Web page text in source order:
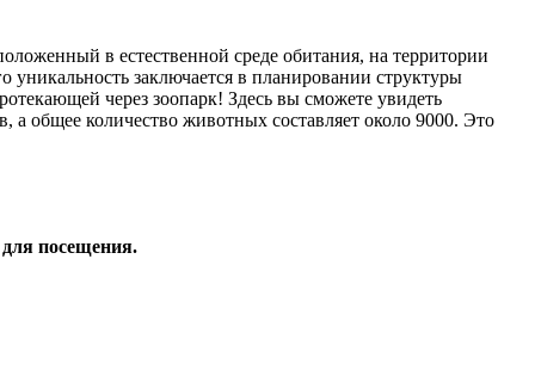
в естественной среде обитания, на территории
заключается в планировании структуры
через зоопарк! Здесь вы сможете увидеть
общее количество животных составляет около 9000. Это
посещения.